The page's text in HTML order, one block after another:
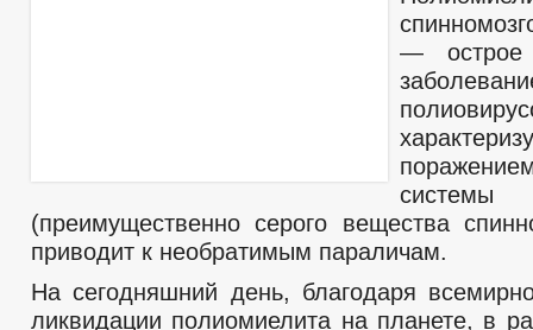
— острое
системы
(преимущественно серого вещества
приводит к необратимым параличам.
На сегодняшний день, благодаря
ликвидации полиомиелита на планете, в